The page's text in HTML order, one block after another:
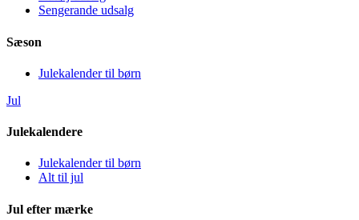
Sengerande udsalg
Sæson
Julekalender til børn
Jul
Julekalendere
Julekalender til børn
Alt til jul
Jul efter mærke